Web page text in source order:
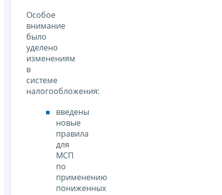
Особое
внимание
было
уделено
изменениям
в
системе
налогообложения:
введены
новые
правила
для
МСП
по
применению
пониженных